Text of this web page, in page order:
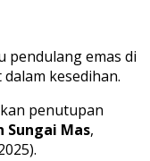
pendulang emas di
kesedihan.
penutupan
Sungai Mas,